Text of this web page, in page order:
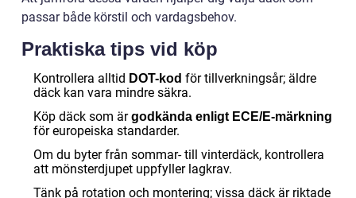
passar både körstil och vardagsbehov.
Praktiska tips vid köp
Kontrollera alltid DOT-kod för tillverkningsår; äldre
däck kan vara mindre säkra.
Köp däck som ärgodkända enligt ECE/E-märkning
för europeiska standarder.
Om du byter från sommar- till vinterdäck, kontrollera
att mönsterdjupet uppfyller lagkrav.
Tänk på rotation och montering; vissa däck är riktade